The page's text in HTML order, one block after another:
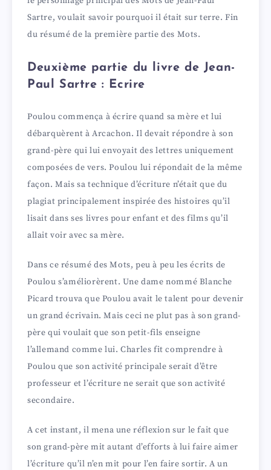
Sartre, voulait savoir pourquoi il était sur terre. Fin
du résumé de la première partie des Mots.
Deuxième partie du livre de Jean-
Paul Sartre : Ecrire
Poulou commença à écrire quand sa mère et lui
débarquèrent à Arcachon. Il devait répondre à son
grand-père qui lui envoyait des lettres uniquement
composées de vers. Poulou lui répondait de la même
façon. Mais sa technique d’écriture n’était que du
plagiat principalement inspirée des histoires qu’il
lisait dans ses livres pour enfant et des films qu’il
allait voir avec sa mère.
Dans ce résumé des Mots, peu à peu les écrits de
Poulou s’améliorèrent. Une dame nommé Blanche
Picard trouva que Poulou avait le talent pour devenir
un grand écrivain. Mais ceci ne plut pas à son grand-
père qui voulait que son petit-fils enseigne
l’allemand comme lui. Charles fit comprendre à
Poulou que son activité principale serait d’être
professeur et l’écriture ne serait que son activité
secondaire.
A cet instant, il mena une réflexion sur le fait que
son grand-père mit autant d’efforts à lui faire aimer
l’écriture qu’il n’en mit pour l’en faire sortir. A un